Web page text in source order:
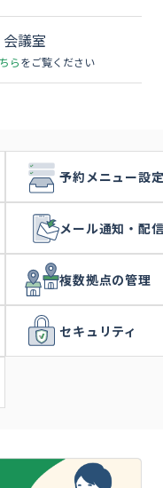
議室
らをご覧ください
予約メニュー設
メール通知・配
複数拠点の管理
セキュリティ